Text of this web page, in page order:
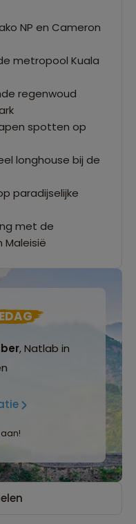
NP en Cameron
metropool Kuala
regenwoud
spotten op
longhouse bij de
paradijselijke
met de
Maleisië
, Natlab in